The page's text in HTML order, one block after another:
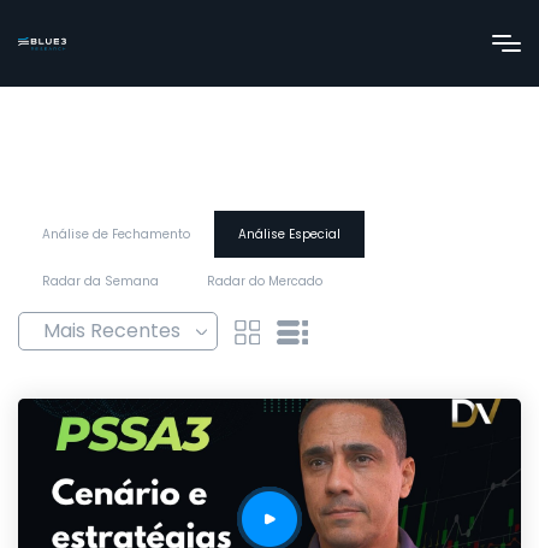
Análise de Fechamento Análise Especial
Radar da Semana Radar do Mercado